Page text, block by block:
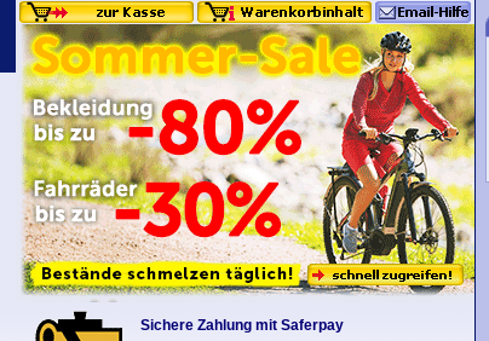
Sichere Zahlung mit Saferpay